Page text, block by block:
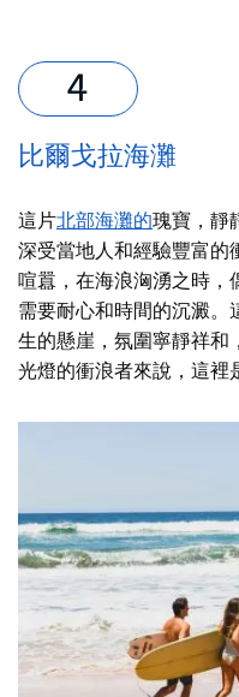
比爾戈拉海灘
這片北部海灘的瑰寶 ，
深受當地人和經驗豐富的
喧囂，在海浪洶湧之時，
需要耐心和時間的沉澱
生的懸崖，氛圍寧靜祥和
光燈的衝浪者來說，這裡